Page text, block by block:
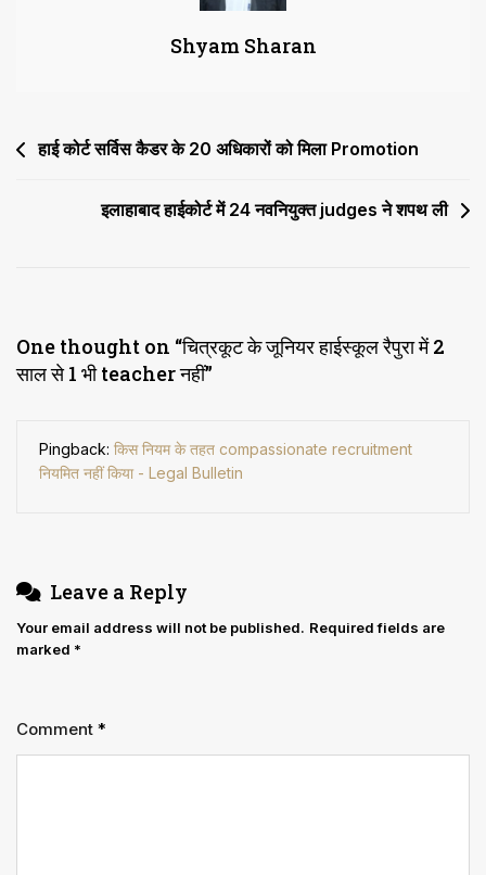
साल
से
नहीं
Shyam Sharan
Post
हाई कोर्ट सर्विस कैडर के 20 अधिकारों को मिला Promotion
इलाहाबाद हाईकोर्ट में 24 नवनियुक्त judges ने शपथ ली
One thought on “चित्रकूट के जूनियर हाईस्कूल रैपुरा में 2
साल से 1 भी teacher नहीं”
Pingback: किस नियम के तहत compassionate recruitment
नियमित नहीं किया - Legal Bulletin
Leave a Reply
Your email address will not be published. Required fields are
marked *
Comment *